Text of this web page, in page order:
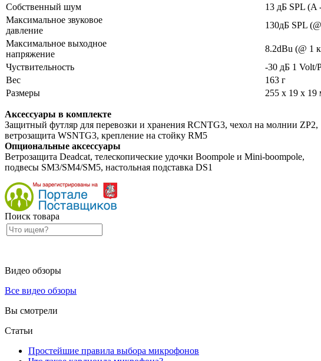
Собственный шум
13 дБ SPL (A
Максимальное звуковое
давление
130дБ SPL
Максимальное выходное
напряжение
8.2dBu (@ 1
Чуствительность
-30 дБ 1 Volt/
Вес
163 г
Размеры
255 x 19 x 19
Аксессуары в комплекте
Защитный футляр для перевозки и хранения RCNTG3, чехол на молнии ZP2,
ветрозащита WSNTG3, крепление на стойку RM5
Опциональные аксессуары
Ветрозащита Deadcat, телескопические удочки Boompole и Mini-boompole,
подвесы SM3/SM4/SM5, настольная подставка DS1
Поиск товара
Видео обзоры
Все видео обзоры
Вы смотрели
Статьи
Простейшие правила выбора микрофонов